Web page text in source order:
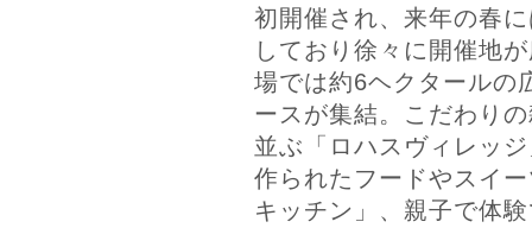
初開催され、来年の春
しており徐々に開催地
場では約6ヘクタールの
ースが集結。こだわり
並ぶ「ロハスヴィレッ
作られたフードやスイ
キッチン」、親子で体